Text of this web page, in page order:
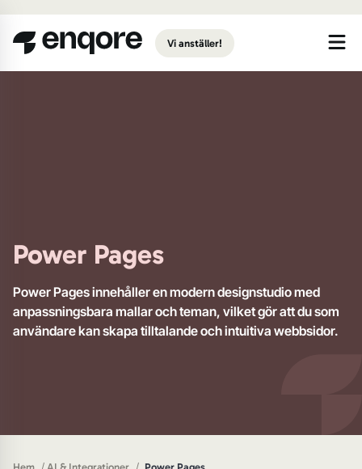
Vi anställer!
Power Pages
Power Pages innehåller en modern designstudio med
anpassningsbara mallar och teman, vilket gör att du som
användare kan skapa tilltalande och intuitiva webbsidor.​